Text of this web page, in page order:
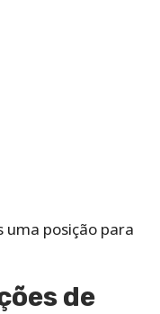
uma posição para
de